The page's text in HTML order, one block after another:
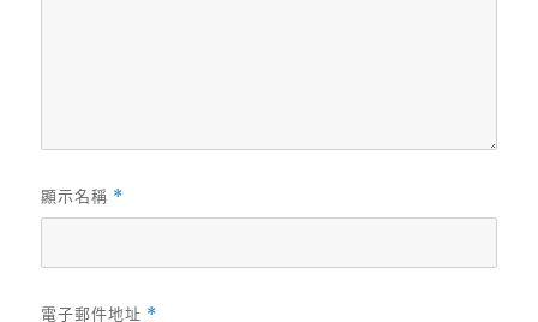
顯示名稱 *
電子郵件地址 *